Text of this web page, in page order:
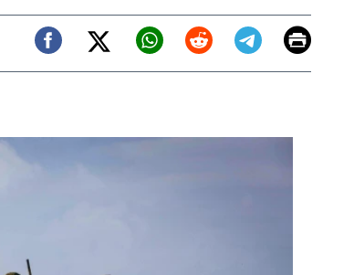
Facebook
Twitter (X)
Whatsapp
RedditTelegram
EmailPrint